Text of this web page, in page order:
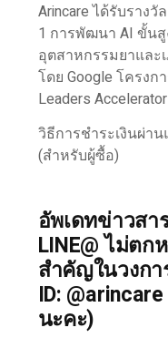
Arincare ได้รับราง
1 การพัฒนา AI ขั้น
อุตสาหกรรมยาและ
โดย Google โครงกา
Leaders Accelerator
วิธีการชำระเงินผ่า
(สำหรับผู้ซื้อ)
อัพเดทข่าวสา
LINE@ ไม่ตก
สำคัญในวงกา
ID:
นะคะ)